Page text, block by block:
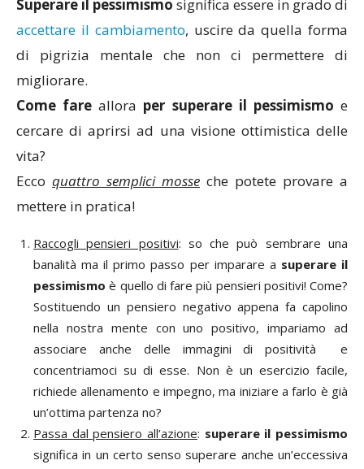
Superare il pessimismo significa essere in grado di
accettare il cambiamento, uscire da quella forma
di pigrizia mentale che non ci permettere di
migliorare.
Come fare allora per superare il pessimismo e
cercare di aprirsi ad una visione ottimistica delle
vita?
Ecco quattro semplici mosse che potete provare a
mettere in pratica!
Raccogli pensieri positivi: so che può sembrare una
banalità ma il primo passo per imparare a superare il
pessimismo è quello di fare più pensieri positivi! Come?
Sostituendo un pensiero negativo appena fa capolino
nella nostra mente con uno positivo, impariamo ad
associare anche delle immagini di positività e
concentriamoci su di esse. Non è un esercizio facile,
richiede allenamento e impegno, ma iniziare a farlo è già
un’ottima partenza no?
Passa dal pensiero all’azione: superare il pessimismo
significa in un certo senso superare anche un’eccessiva